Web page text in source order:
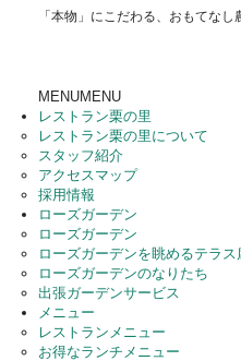
「本物」にこだわる、おもてな
MENUMENU
レストラン栗の里
レストラン栗の里について
スタッフ紹介
アクセスマップ
採用情報
ローズガーデン
ローズガーデン
ローズガーデンを眺めるテラス
ローズガーデンのなりたち
出張ガーデンサービス
メニュー
レストランメニュー
お得なランチメニュー